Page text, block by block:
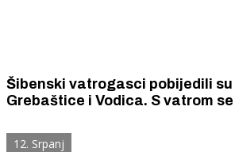
Šibenski vatrogasci pobijedili su
Grebaštice i Vodica. S vatrom
zrakoplova. Jedan je vatrogasac
12. Srpanj